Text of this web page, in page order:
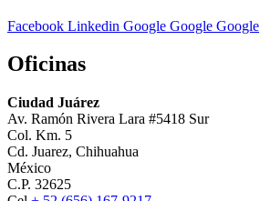
Facebook Linkedin Google Google Google
Oficinas
Ciudad Juárez
Av. Ramón Rivera Lara #5418 Sur
Col. Km. 5
Cd. Juarez, Chihuahua
México
C.P. 32625